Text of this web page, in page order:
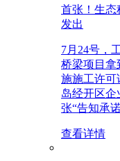
首张！生态
发出
7月24号，
桥梁项目拿
施施工许可
岛经开区企
张“告知承
查看详情